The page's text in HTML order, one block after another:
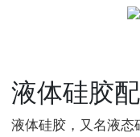
液体硅胶
液体硅胶，又名液态